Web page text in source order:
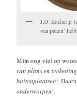
J.D. Zocher jr
van patent’
Mijn oog viel op
van plans en
buitenplaatsen‘.
onderworpen‘.